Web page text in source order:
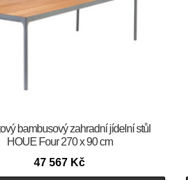
bambusový zahradní jídelní stůl
HOUE Four 270 x 90 cm
47 567 Kč